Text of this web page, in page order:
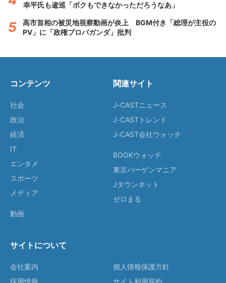
幸平氏も逡巡「ボクもできなかっただろうなあ」
高市首相の被災地視察動画が炎上 BGM付き「総理が主役の
PV」に「政権プロパガンダ」批判
コンテンツ
社会
政治
経済
IT
エンタメ
スポーツ
メディア
動画
関連サイト
J-CASTニュース
J-CASTトレンド
J-CAST会社ウォッチ
BOOKウォッチ
東京バーゲンマニア
Jタウンネット
ゼロまる
サイトについて
会社案内
採用情報
個人情報保護方針
サイト利用規約